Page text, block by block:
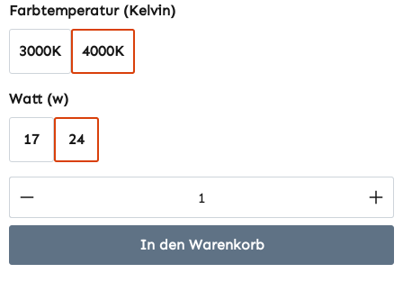
Farbtemperatur (Kelvin)auswählen
3000K 4000K
Watt (w)auswählen
17 24
Produkt Anzahl: Gib den gewünschten
In den Warenkorb